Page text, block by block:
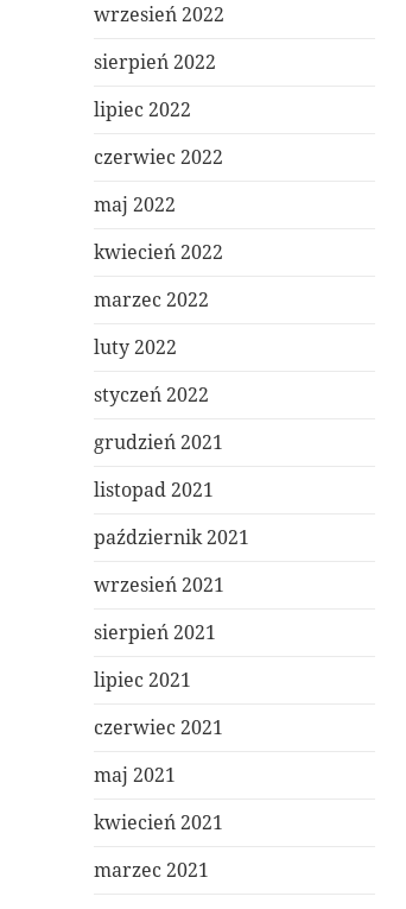
wrzesień 2022
sierpień 2022
lipiec 2022
czerwiec 2022
maj 2022
kwiecień 2022
marzec 2022
luty 2022
styczeń 2022
grudzień 2021
listopad 2021
październik 2021
wrzesień 2021
sierpień 2021
lipiec 2021
czerwiec 2021
maj 2021
kwiecień 2021
marzec 2021